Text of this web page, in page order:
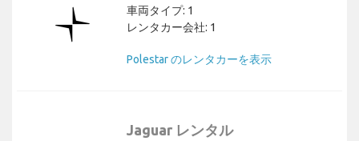
車両タイプ: 1
レンタカー会社: 1
Polestar のレンタカーを表示
Jaguar レンタル